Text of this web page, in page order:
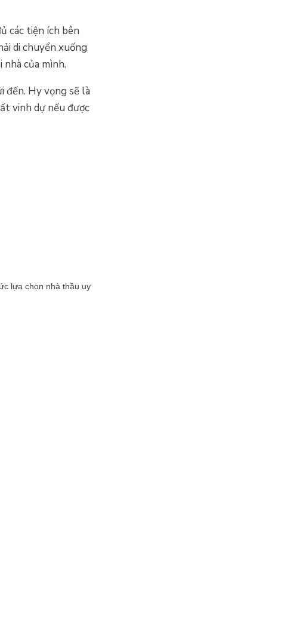
các tiện ích bên
di chuyển xuống
của mình.
đến. Hy vọng sẽ là
vinh dự nếu được
lựa chọn nhà thầu uy